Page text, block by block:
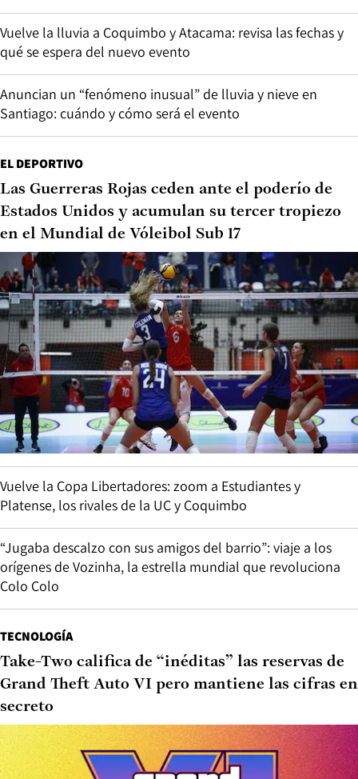
Vuelve la lluvia a Coquimbo y Atacama: revisa las fechas y
qué se espera del nuevo evento
Anuncian un “fenómeno inusual” de lluvia y nieve en
Santiago: cuándo y cómo será el evento
EL DEPORTIVO
Las Guerreras Rojas ceden ante el poderío de
Estados Unidos y acumulan su tercer tropiezo
en el Mundial de Vóleibol Sub 17
Vuelve la Copa Libertadores: zoom a Estudiantes y
Platense, los rivales de la UC y Coquimbo
“Jugaba descalzo con sus amigos del barrio”: viaje a los
orígenes de Vozinha, la estrella mundial que revoluciona
Colo Colo
TECNOLOGÍA
Take-Two califica de “inéditas” las reservas de
Grand Theft Auto VI pero mantiene las cifras en
secreto